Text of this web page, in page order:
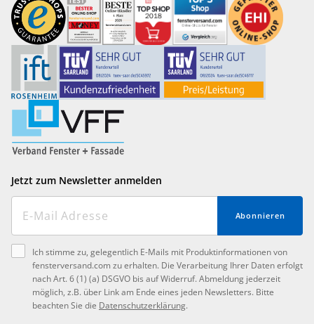
Jetzt zum Newsletter anmelden
Abonnieren
Ich stimme zu, gelegentlich E-Mails mit Produktinformationen von
fensterversand.com zu erhalten. Die Verarbeitung Ihrer Daten erfolgt
nach Art. 6 (1) (a) DSGVO bis auf Widerruf. Abmeldung jederzeit
möglich, z.B. über Link am Ende eines jeden Newsletters. Bitte
beachten Sie die Datenschutzerklärung.